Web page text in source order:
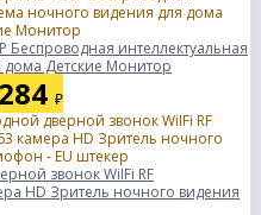
Беспроводная интеллектуальная
дома Детские Монитор
₽
звонок WiIFi RF
HD Зритель ночного видения